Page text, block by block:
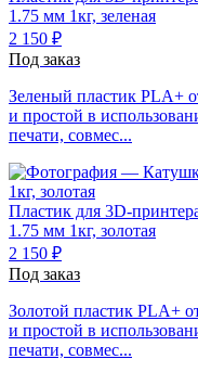
1.75 мм 1кг, зеленая
2 150 ₽
Под заказ
Зеленый пластик PLA+
и простой в
печати, совмес...
Пластик для 3D-
1.75 мм 1кг, золотая
2 150 ₽
Под заказ
Золотой пластик PLA+
и простой в
печати, совмес...